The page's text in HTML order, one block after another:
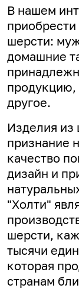
В нашем
шерсти:
домашние
продукцию,
другое.
Изделия из
признание
качество
дизайн и
"Холти"
шерсти,
тысячи
которая
странам